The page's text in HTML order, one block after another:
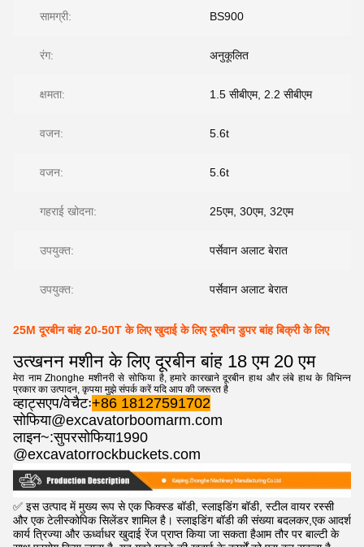
सामग्री: BS900
रंग: अनुकूलित
क्षमता: 1.5 सीबीएम, 2.2 सीबीएम
वजन: 5.6t
वजन: 5.6t
गहराई खोदना: 25एम, 30एम, 32एम
उपयुक्त: पर्सेवान अलाट बेरात
उपयुक्त: पर्सेवान अलाट बेरात
25M दूरबीन बांह 20-50T के लिए खुदाई के लिए दूरबीन डुपर बांह बिक्री के लिए
उत्खनन मशीन के लिए दूरबीन बांह 18 एम 20 एम
मेरा नाम Zhonghe मशीनरी से सोफिया है, हमारे कारखाने दूरबीन हाथ और लंबे हाथ के विभिन्न
प्रकार का उत्पादन, कृपया मुझे संपर्क करें यदि आप की जरूरत है
व्हाट्सएप/वेचैटः+86 18127591702
सोफिया@excavatorboomarm.com
लाइन~:सुपरसोफिया1990
@excavatorrockbuckets.com
✅ इस उत्पाद में मुख्य रूप से एक फिक्स्ड बॉडी, स्लाइडिंग बॉडी, स्टील वायर रस्सी
और एक टेलीस्कोपिक सिलेंडर शामिल है। स्लाइडिंग बॉडी की संख्या बदलकर,एक आदर्श
कार्य त्रिज्या और ऊर्ध्वाधर खुदाई रेंज प्राप्त किया जा सकता हैआम तौर पर बाल्टी के